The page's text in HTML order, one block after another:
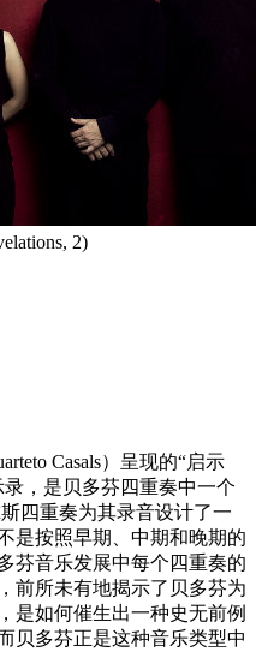
2)
Casals）呈现的“启示
，是贝多芬四重奏中一个
四重奏为其录音设计了一
是按照早期、中期和晚期的
芬音乐发展中每个四重奏的
前所未有地揭示了贝多芬为
是如何催生出一种史无前例
贝多芬正是这种音乐类型中